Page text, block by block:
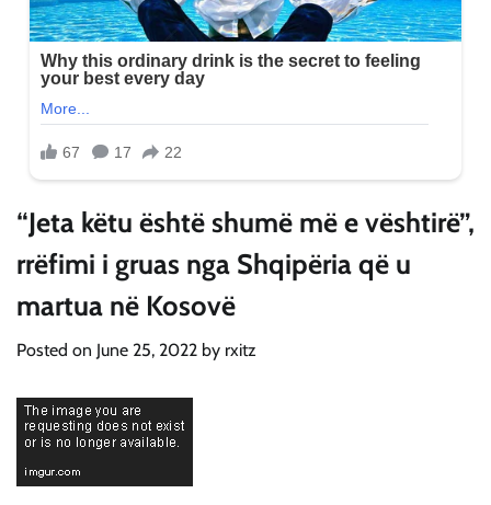
“Jeta këtu është shumë më e vështirë”,
rrëfimi i gruas nga Shqipëria që u
martua në Kosovë
Posted on June 25, 2022 by rxitz